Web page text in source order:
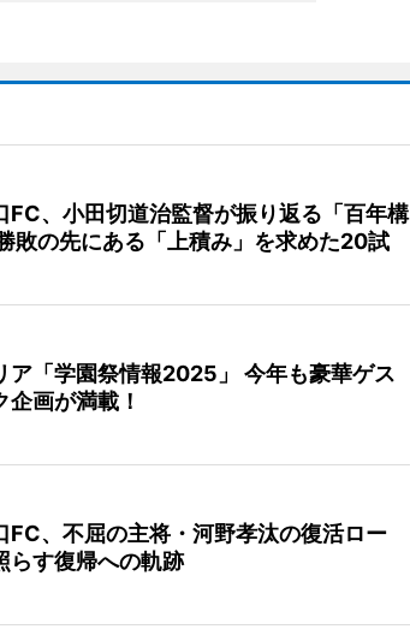
FC、小田切道治監督が振り返る「百年構
敗の先にある「上積み」を求めた20試
ア「学園祭情報2025」 今年も豪華ゲス
企画が満載！
FC、不屈の主将・河野孝汰の復活ロー
す復帰への軌跡